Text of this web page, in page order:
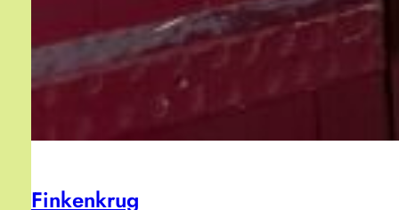
Finkenkrug